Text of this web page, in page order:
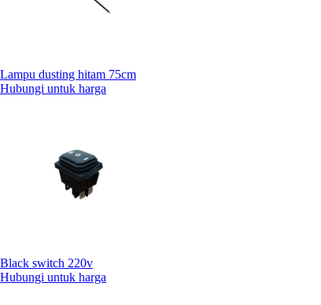
Lampu dusting hitam 75cm
Hubungi untuk harga
Black switch 220v
Hubungi untuk harga